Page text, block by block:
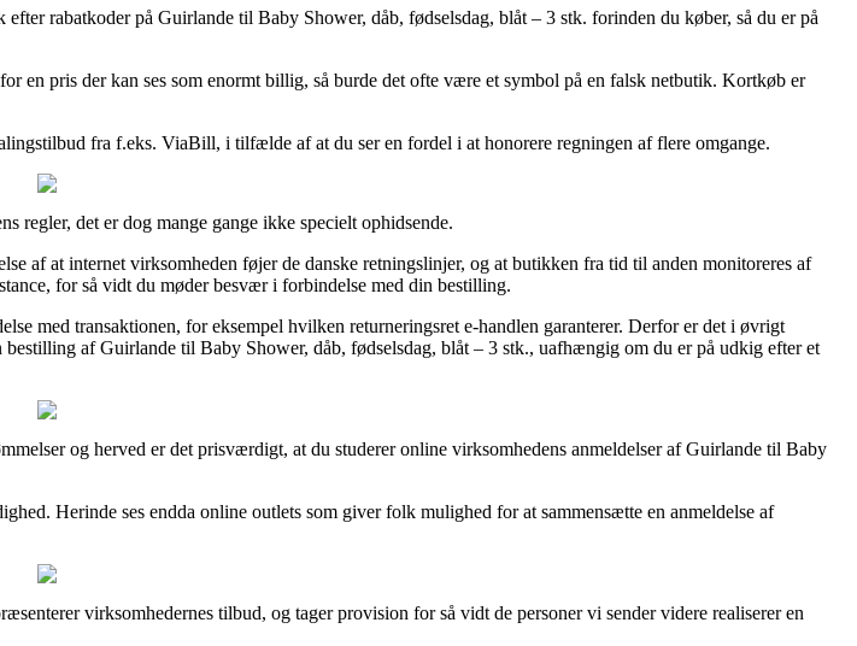
rabatkoder på Guirlande til Baby Shower, dåb, fødselsdag, blåt – 3 stk. forinden du køber, så du er på
en pris der kan ses som enormt billig, så burde det ofte være et symbol på en falsk netbutik. Kortkøb er
fra f.eks. ViaBill, i tilfælde af at du ser en fordel i at honorere regningen af flere omgange.
regler, det er dog mange gange ikke specielt ophidsende.
af at internet virksomheden føjer de danske retningslinjer, og at butikken fra tid til anden monitoreres af
for så vidt du møder besvær i forbindelse med din bestilling.
med transaktionen, for eksempel hvilken returneringsret e-handlen garanterer. Derfor er det i øvrigt
af Guirlande til Baby Shower, dåb, fødselsdag, blåt – 3 stk., uafhængig om du er på udkig efter et
og herved er det prisværdigt, at du studerer online virksomhedens anmeldelser af Guirlande til Baby
Herinde ses endda online outlets som giver folk mulighed for at sammensætte en anmeldelse af
virksomhedernes tilbud, og tager provision for så vidt de personer vi sender videre realiserer en